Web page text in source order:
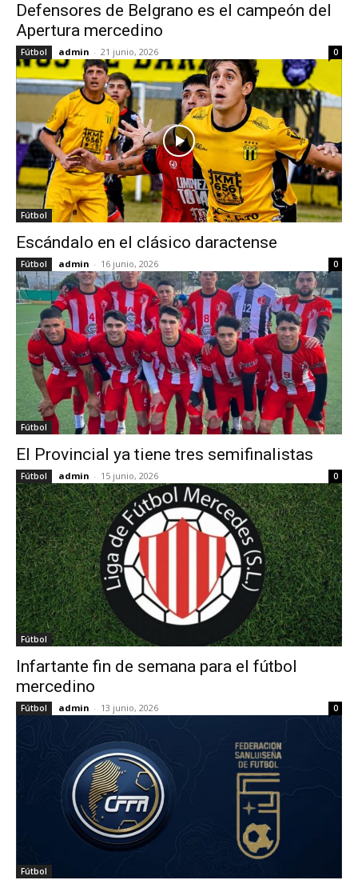
Defensores de Belgrano es el campeón del
Apertura mercedino
Fútbol admin - 21 junio, 2026 0
Fútbol
Escándalo en el clásico daractense
Fútbol admin - 16 junio, 2026 0
Fútbol
El Provincial ya tiene tres semifinalistas
Fútbol admin - 15 junio, 2026 0
Fútbol
Infartante fin de semana para el fútbol
mercedino
Fútbol admin - 13 junio, 2026 0
Fútbol